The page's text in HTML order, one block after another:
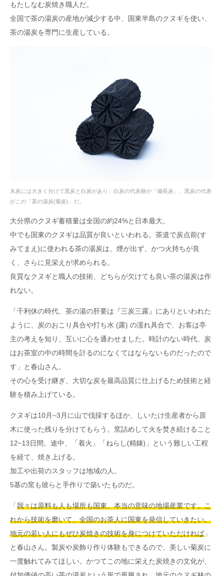
もたしなむ炭焼き職人だ。
全国で茶の湯炭の産地が減少する中、国東半島のクヌギを使い、
茶の湯炭を専門に生産している。
木炭には大きく分けて黒炭と白炭があり、白炭の代表格が「備長炭」、黒炭の代表
がこの「茶の湯炭(菊炭)」だ。
大分県のクヌギ蓄積量は全国の約24%と日本最大。
中でも国東のクヌギは品質が良いといわれる。茶道で炭点前(す
みてまえ)に使われる茶の湯炭は、煙が出ず、かつ火持ちが良
く、さらに見栄えが求められる。
良質なクヌギと職人の技術、どちらが欠けても良い茶の湯炭は作
れない。
「千利休の時代、茶の湯の肝要は『三炭三露』にありといわれた
ように、炭のおこり具合や打ち水 (露) の濡れ具合で、お客は亭
主の考えを知り、互いに心を通わせました。時計のない時代、炭
はお茶室の中の時間を計るのになくてはならないものだったので
す」と春山さん。
その心を受け継ぎ、大切な炭を最高品質に仕上げるため技術と経
験を積み上げている。
クヌギは10月~3月に山で伐採するほか、しいたけ生産者から原
木に使った残りを分けてもらう。窯詰めして火を焚き続けること
12~13日間。途中、「着火」「ねらし(精錬)」という難しい工程
を経て、焼き上げる。
加工や出荷のスタッフは地域の人。
5基の窯も彼らと手作りで築いたものだ。
「 我々は原料も人も場所も国東、本当の意味の地場産業です。こ
れから技術を磨いて、全国のお茶人に国東を発信していきたい。
地元の若い人にもぜひ炭焼きの技術を身につけていただければ 」
と春山さん。製炭や炭飾り作り体験もできるので、美しい菊炭に
一度触れてみてほしい。かつてこの地に栄えた炭焼きの文化が、